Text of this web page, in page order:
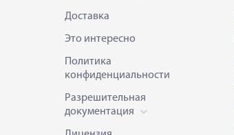
Доставка
Это интересно
Политика
конфиденциальности
Разрешительная
документация